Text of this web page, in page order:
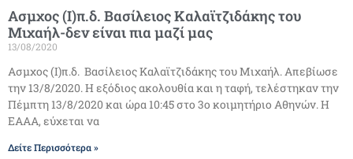
Ασμχος (Ι)π.δ. Βασίλειος Καλαϊτζιδάκης του
Μιχαήλ-δεν είναι πια μαζί μας
13/08/2020
Ασμχος (Ι)π.δ. Βασίλειος Καλαϊτζιδάκης του Μιχαήλ. Απεβίωσε
την 13/8/2020. Η εξόδιος ακολουθία και η ταφή, τελέστηκαν την
Πέμπτη 13/8/2020 και ώρα 10:45 στο 3ο κοιμητήριο Αθηνών. Η
ΕΑΑΑ, εύχεται να
Δείτε Περισσότερα »